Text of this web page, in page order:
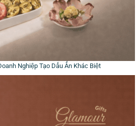
Nghiệp Tạo Dấu Ấn Khác Biệt